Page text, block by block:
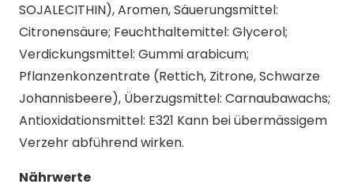
SOJALECITHIN), Aromen, Säuerungsmittel:
Citronensäure; Feuchthaltemittel: Glycerol;
Verdickungsmittel: Gummi arabicum;
Pflanzenkonzentrate (Rettich, Zitrone, Schwarze
Johannisbeere), Überzugsmittel: Carnaubawachs;
Antioxidationsmittel: E321 Kann bei übermässigem
Verzehr abführend wirken.
Nährwerte